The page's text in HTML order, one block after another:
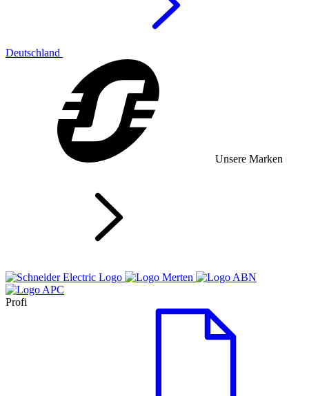
Deutschland
Unsere Marken
Profi